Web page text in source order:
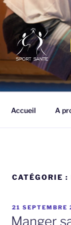
Accueil A
CATÉGORIE :
PUBLIÉ
LE
21 SEPTEMBRE
Manger